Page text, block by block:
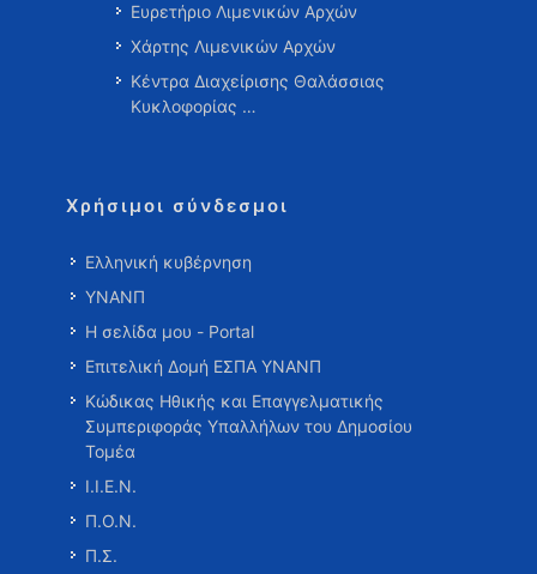
Ευρετήριο Λιμενικών Αρχών
Χάρτης Λιμενικών Αρχών
Κέντρα Διαχείρισης Θαλάσσιας
Κυκλοφορίας …
Χρήσιμοι σύνδεσμοι
Ελληνική κυβέρνηση
ΥΝΑΝΠ
Η σελίδα μου - Portal
Επιτελική Δομή ΕΣΠΑ ΥΝΑΝΠ
Κώδικας Ηθικής και Επαγγελματικής
Συμπεριφοράς Υπαλλήλων του Δημοσίου
Τομέα
Ι.Ι.Ε.Ν.
Π.Ο.Ν.
Π.Σ.